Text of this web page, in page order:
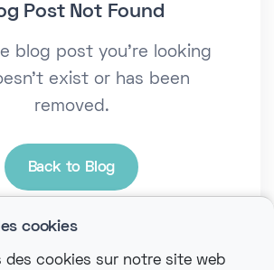
cookies
des cookies sur notre site web
Post Not Found
blog post you're looking
exist or has been
removed.
Back to Blog